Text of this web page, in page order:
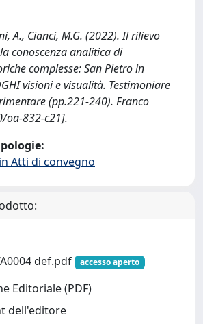
A., Cianci, M.G. (2022). Il rilievo
conoscenza analitica di
complesse: San Pietro in
visioni e visualità. Testimoniare
(pp.221-240). Franco
oa-832-c21].
Atti di convegno
def.pdf
accesso aperto
Editoriale (PDF)
dell'editore